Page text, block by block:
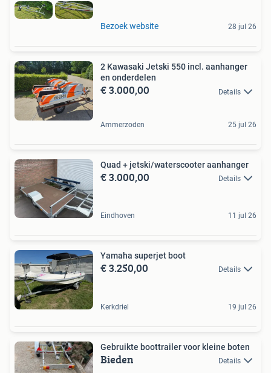
Bezoek website 28 jul 26
2 Kawasaki Jetski 550 incl. aanhanger
en onderdelen
€ 3.000,00 Details
Ammerzoden 25 jul 26
Quad + jetski/waterscooter aanhanger
€ 3.000,00 Details
Eindhoven 11 jul 26
Yamaha superjet boot
€ 3.250,00 Details
Kerkdriel 19 jul 26
Gebruikte boottrailer voor kleine boten
Bieden Details